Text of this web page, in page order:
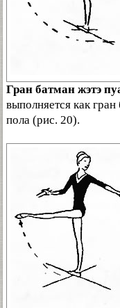
Гран батман жэтэ
выполняется как
пола (рис. 20).